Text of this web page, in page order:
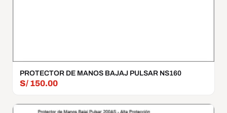
PROTECTOR DE MANOS BAJAJ PULSAR NS160
S/ 150.00